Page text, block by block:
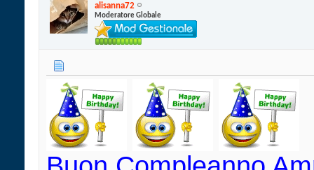
alisanna72
Moderatore Globale